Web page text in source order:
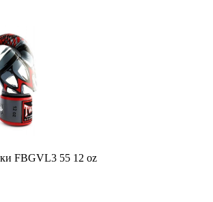
FBGVL3 55 12 oz